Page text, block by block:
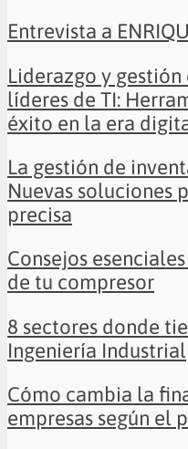
Entrevista a
Liderazgo y
líderes de TI:
éxito en la era
La gestión de
Nuevas soluciones
precisa
Consejos
de tu compresor
8 sectores donde
Ingeniería Industrial
Cómo cambia la
empresas según el